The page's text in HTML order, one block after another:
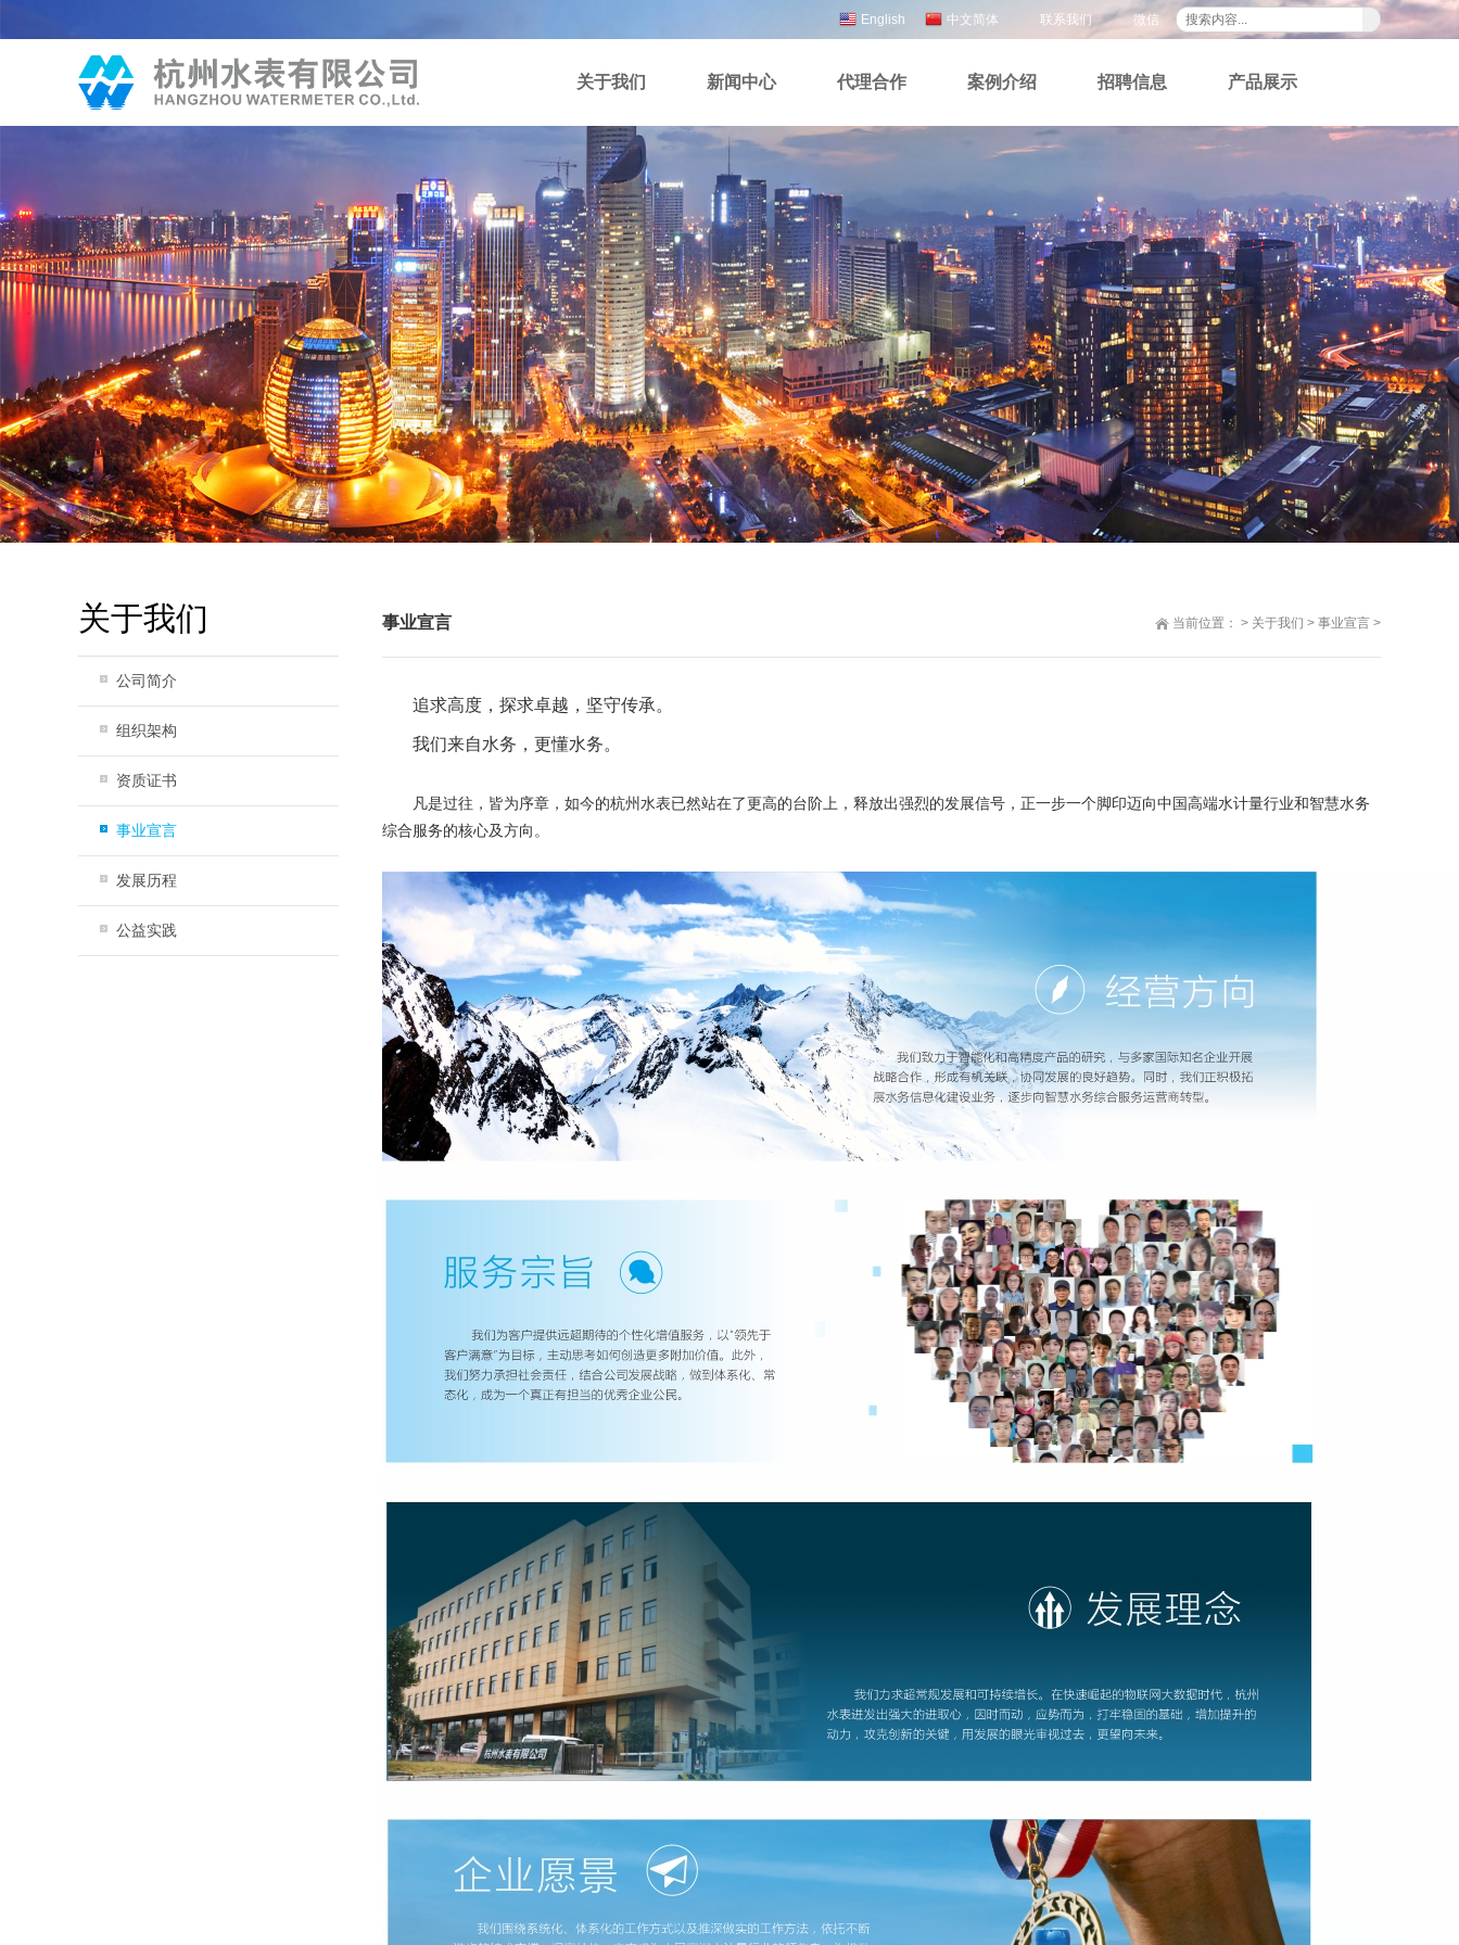
English 中文简体 联系我们 微信
关于我们 新闻中心 代理合作 案例介绍 招聘信息 产品展示
当前位置： > 关于我们 > 事业宣言 >
事业宣言
追求高度，探求卓越，坚守传承。
我们来自水务，更懂水务。
凡是过往，皆为序章，如今的杭州水表已然站在了更高的台阶上，释放出强烈的发展信号，正一步一个脚印迈向中国高端水计量行业和智慧水务
综合服务的核心及方向。
关于我们
公司简介
组织架构
资质证书
事业宣言
发展历程
公益实践